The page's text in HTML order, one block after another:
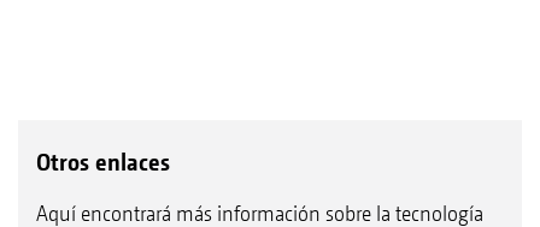
Otros enlaces
Aquí encontrará más información sobre la tecnología